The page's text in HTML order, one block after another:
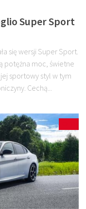
Super Sport
się wersji Super Sport.
potężna moc, świetne
sportowy styl w tym
Cechą...